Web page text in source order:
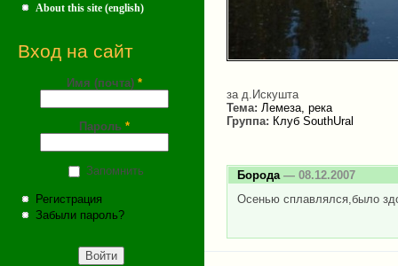
About this site (english)
Вход на сайт
Имя (почта) *
Пароль *
Запомнить
Регистрация
Забыли пароль?
за д.Искушта
Тема: Лемеза, река
Группа: Клуб SouthUral
Борода— 08.12.2007
Осенью сплавлялся,было